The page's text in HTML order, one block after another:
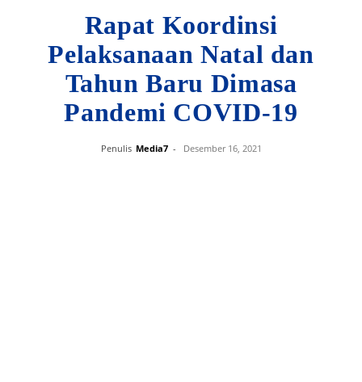
Rapat Koordinsi
Pelaksanaan Natal dan
Tahun Baru Dimasa
Pandemi COVID-19
Penulis Media7 - Desember 16, 2021